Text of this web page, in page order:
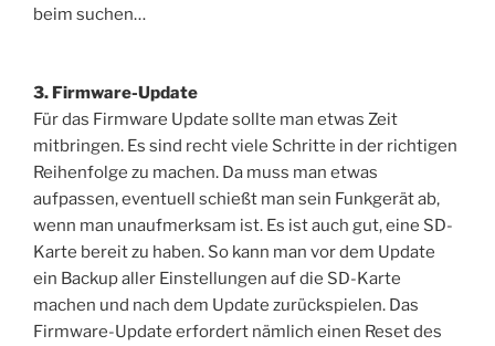
beim suchen…
3. Firmware-Update
Für das Firmware Update sollte man etwas Zeit
mitbringen. Es sind recht viele Schritte in der richtigen
Reihenfolge zu machen. Da muss man etwas
aufpassen, eventuell schießt man sein Funkgerät ab,
wenn man unaufmerksam ist. Es ist auch gut, eine SD-
Karte bereit zu haben. So kann man vor dem Update
ein Backup aller Einstellungen auf die SD-Karte
machen und nach dem Update zurückspielen. Das
Firmware-Update erfordert nämlich einen Reset des